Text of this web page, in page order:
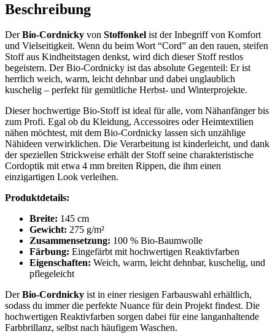
Beschreibung
DerBio-Cordnicky von Stoffonkel ist der Inbegriff von Komfort
und Vielseitigkeit. Wenn du beim Wort “Cord” an den rauen, steifen
Stoff aus Kindheitstagen denkst, wird dich dieser Stoff restlos
begeistern. Der Bio-Cordnicky ist das absolute Gegenteil: Er ist
herrlich weich, warm, leicht dehnbar und dabei unglaublich
kuschelig – perfekt für gemütliche Herbst- und Winterprojekte.
Dieser hochwertige Bio-Stoff ist ideal für alle, vom Nähanfänger bis
zum Profi. Egal ob du Kleidung, Accessoires oder Heimtextilien
nähen möchtest, mit dem Bio-Cordnicky lassen sich unzählige
Nähideen verwirklichen. Die Verarbeitung ist kinderleicht, und dank
der speziellen Strickweise erhält der Stoff seine charakteristische
Cordoptik mit etwa 4 mm breiten Rippen, die ihm einen
einzigartigen Look verleihen.
Produktdetails:
Breite: 145 cm
Gewicht: 275 g/m²
Zusammensetzung: 100 % Bio-Baumwolle
Färbung: Eingefärbt mit hochwertigen Reaktivfarben
Eigenschaften: Weich, warm, leicht dehnbar, kuschelig, und
pflegeleicht
DerBio-Cordnicky ist in einer riesigen Farbauswahl erhältlich,
sodass du immer die perfekte Nuance für dein Projekt findest. Die
hochwertigen Reaktivfarben sorgen dabei für eine langanhaltende
Farbbrillanz, selbst nach häufigem Waschen.